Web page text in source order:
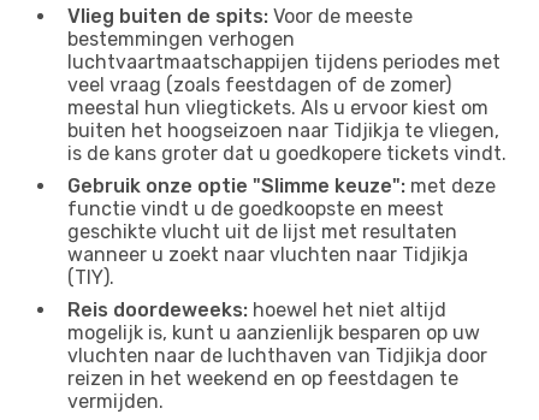
Vlieg buiten de spits: Voor de meeste
bestemmingen verhogen
luchtvaartmaatschappijen tijdens periodes met
veel vraag (zoals feestdagen of de zomer)
meestal hun vliegtickets. Als u ervoor kiest om
buiten het hoogseizoen naar Tidjikja te vliegen,
is de kans groter dat u goedkopere tickets vindt.
Gebruik onze optie "Slimme keuze": met deze
functie vindt u de goedkoopste en meest
geschikte vlucht uit de lijst met resultaten
wanneer u zoekt naar vluchten naar Tidjikja
(TIY).
Reis doordeweeks: hoewel het niet altijd
mogelijk is, kunt u aanzienlijk besparen op uw
vluchten naar de luchthaven van Tidjikja door
reizen in het weekend en op feestdagen te
vermijden.